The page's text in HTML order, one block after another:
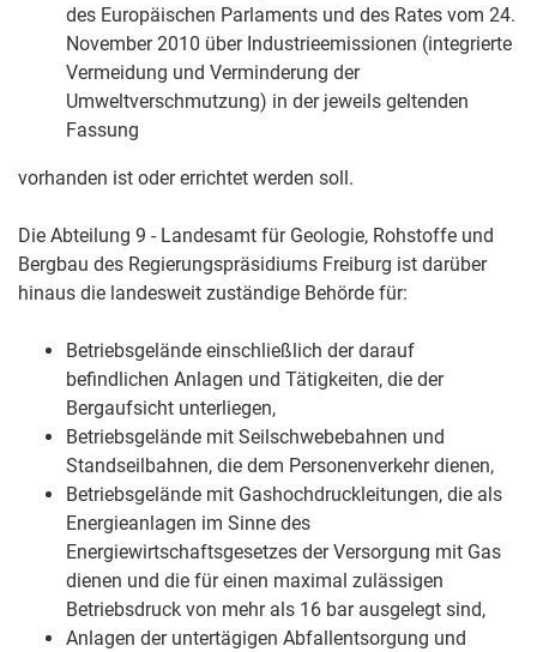
des Europäischen Parlaments und des Rates vom 24.
November 2010 über Industrieemissionen (integrierte
Vermeidung und Verminderung der
Umweltverschmutzung) in der jeweils geltenden
Fassung
vorhanden ist oder errichtet werden soll.
Die Abteilung 9 - Landesamt für Geologie, Rohstoffe und
Bergbau des Regierungspräsidiums Freiburg ist darüber
hinaus die landesweit zuständige Behörde für:
Betriebsgelände einschließlich der darauf
befindlichen Anlagen und Tätigkeiten, die der
Bergaufsicht unterliegen,
Betriebsgelände mit Seilschwebebahnen und
Standseilbahnen, die dem Personenverkehr dienen,
Betriebsgelände mit Gashochdruckleitungen, die als
Energieanlagen im Sinne des
Energiewirtschaftsgesetzes der Versorgung mit Gas
dienen und die für einen maximal zulässigen
Betriebsdruck von mehr als 16 bar ausgelegt sind,
Anlagen der untertägigen Abfallentsorgung und